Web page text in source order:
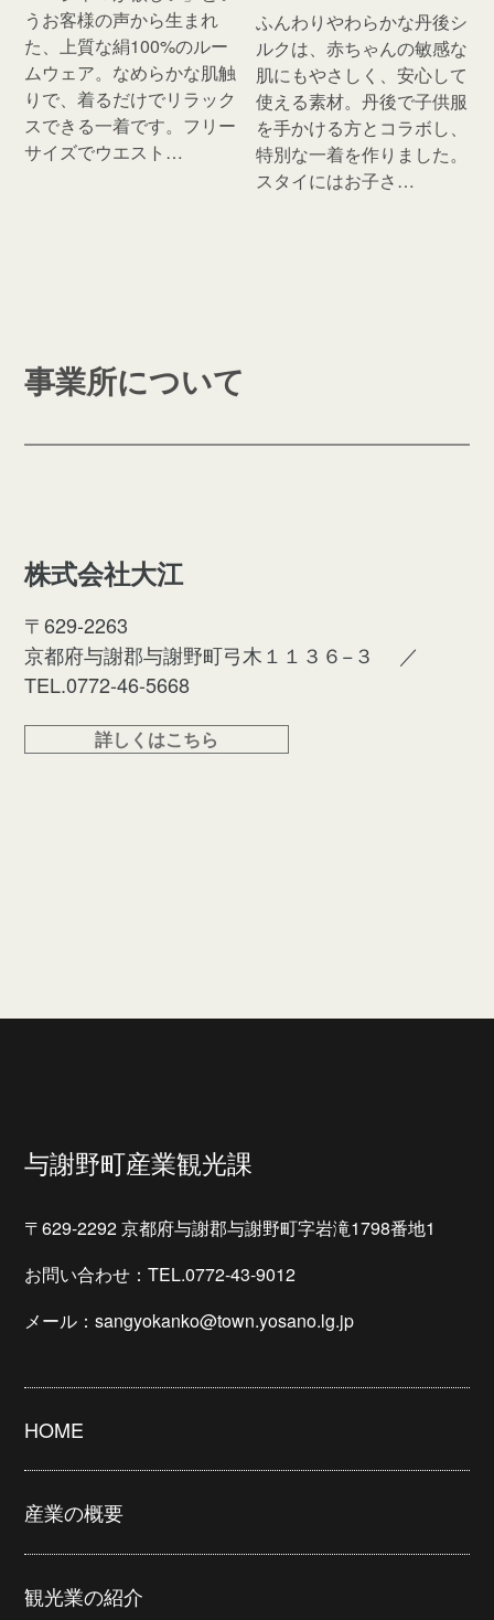
うお客様の声から生まれ
た、上質な絹100%のルー
ムウェア。なめらかな肌触
りで、着るだけでリラック
スできる一着です。フリー
サイズでウエスト…
ふんわりやわらかな丹後シ
ルクは、赤ちゃんの敏感な
肌にもやさしく、安心して
使える素材。丹後で子供服
を手かける方とコラボし、
特別な一着を作りました。
スタイにはお子さ…
事業所について
株式会社大江
〒629-2263
京都府与謝郡与謝野町弓木１１３６−３
／
TEL.0772-46-5668
詳しくはこちら
与謝野町産業観光課
〒629-2292 京都府与謝郡与謝野町字岩滝1798番地1
お問い合わせ：TEL.0772-43-9012
メール：sangyokanko@town.yosano.lg.jp
HOME
産業の概要
観光業の紹介